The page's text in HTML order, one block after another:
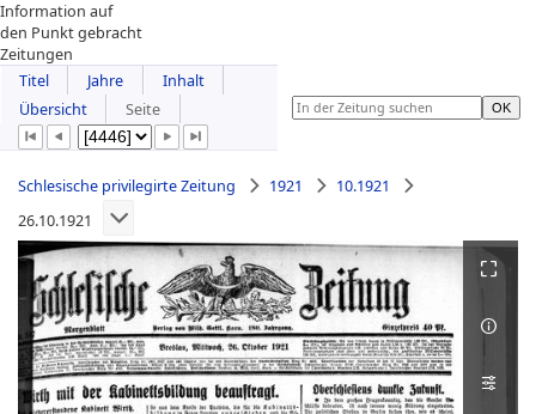
Information auf
den Punkt gebracht
Zeitungen
Titel
Jahre
Inhalt
Übersicht
Seite
Schlesische privilegirte Zeitung 1921
10.1921
26.10.1921